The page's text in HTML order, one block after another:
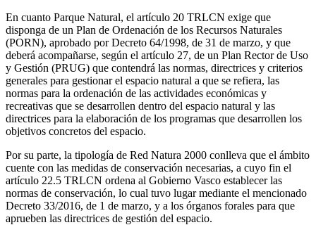
En cuanto Parque Natural, el artículo 20 TRLCN exige que
disponga de un Plan de Ordenación de los Recursos Naturales
(PORN), aprobado por Decreto 64/1998, de 31 de marzo, y que
deberá acompañarse, según el artículo 27, de un Plan Rector de Uso
y Gestión (PRUG) que contendrá las normas, directrices y criterios
generales para gestionar el espacio natural a que se refiera, las
normas para la ordenación de las actividades económicas y
recreativas que se desarrollen dentro del espacio natural y las
directrices para la elaboración de los programas que desarrollen los
objetivos concretos del espacio.
Por su parte, la tipología de Red Natura 2000 conlleva que el ámbito
cuente con las medidas de conservación necesarias, a cuyo fin el
artículo 22.5 TRLCN ordena al Gobierno Vasco establecer las
normas de conservación, lo cual tuvo lugar mediante el mencionado
Decreto 33/2016, de 1 de marzo, y a los órganos forales para que
aprueben las directrices de gestión del espacio.